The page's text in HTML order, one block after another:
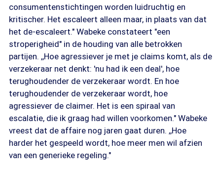
consumentenstichtingen worden luidruchtig en
kritischer. Het escaleert alleen maar, in plaats van dat
het de-escaleert." Wabeke constateert "een
stroperigheid" in de houding van alle betrokken
partijen. ,,Hoe agressiever je met je claims komt, als de
verzekeraar net denkt: 'nu had ik een deal', hoe
terughoudender de verzekeraar wordt. En hoe
terughoudender de verzekeraar wordt, hoe
agressiever de claimer. Het is een spiraal van
escalatie, die ik graag had willen voorkomen." Wabeke
vreest dat de affaire nog jaren gaat duren. ,,Hoe
harder het gespeeld wordt, hoe meer men wil afzien
van een generieke regeling."